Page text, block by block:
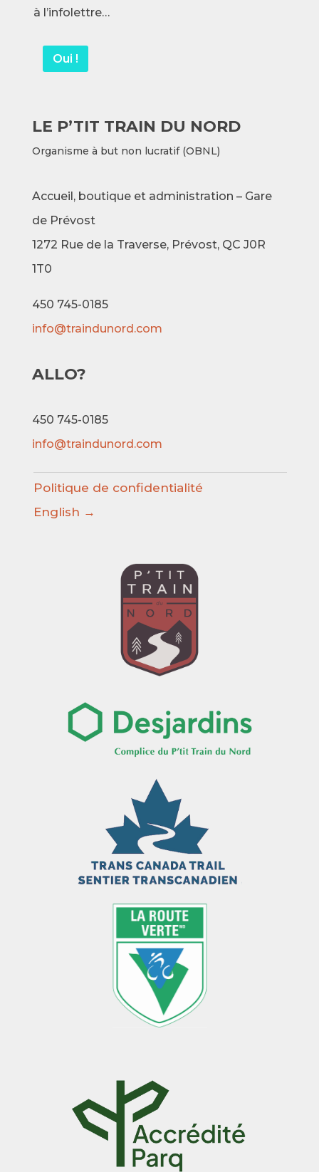
à l’infolettre…
Oui !
LE P’TIT TRAIN DU NORD
Organisme à but non lucratif (OBNL)
Accueil, boutique et administration – Gare
de Prévost
1272 Rue de la Traverse, Prévost, QC J0R
1T0
450 745-0185
info@traindunord.com
ALLO?
450 745-0185
info@traindunord.com
Politique de confidentialité
English →